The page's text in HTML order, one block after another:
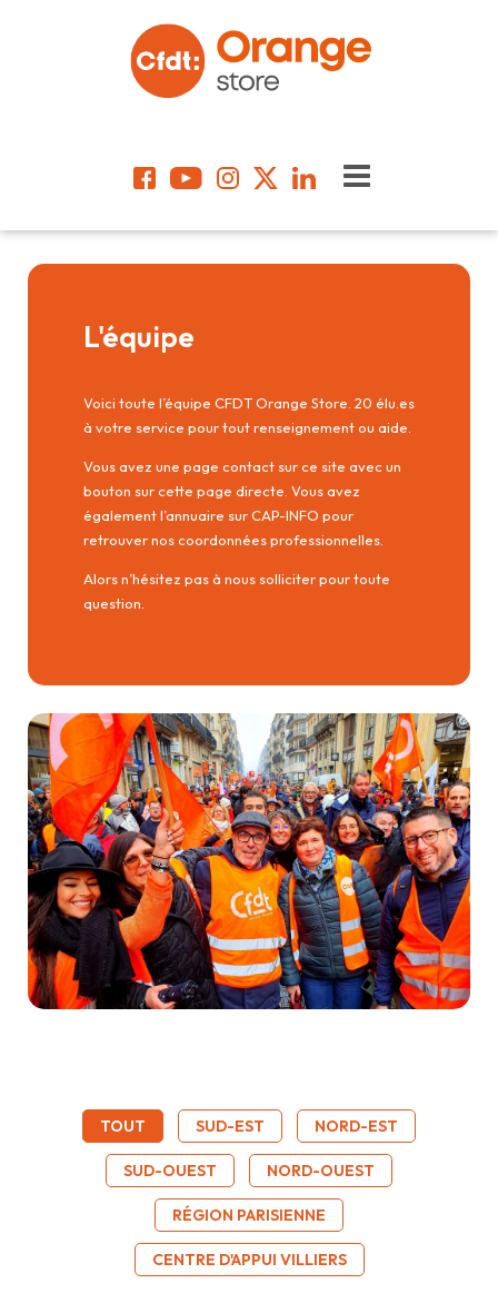
L'équipe
Voici toute l’équipe CFDT Orange Store. 20 élu.es
à votre service pour tout renseignement ou aide.
Vous avez une page contact sur ce site avec un
bouton sur cette page directe. Vous avez
également l’annuaire sur CAP-INFO pour
retrouver nos coordonnées professionnelles.
Alors n’hésitez pas à nous solliciter pour toute
question.
TOUT SUD-EST NORD-EST
SUD-OUEST NORD-OUEST
RÉGION PARISIENNE
CENTRE D'APPUI VILLIERS